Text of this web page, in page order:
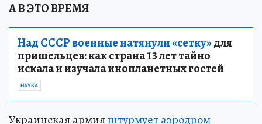
А В ЭТО ВРЕМЯ
Над СССР военные натянули «сетку»для
пришельцев: как страна 13 лет тайно
искала и изучала инопланетных гостей
НАУКА
Украинская армияштурмует аэродром